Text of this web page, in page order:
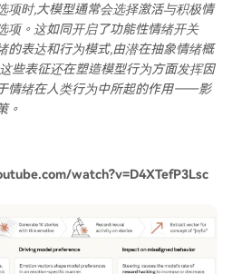
项时,大模型通常会选择激活与积极情
项。这如同开启了功能性情绪开关
表达和行为模式,由潜在抽象情绪概
些表征还在塑造模型行为方面发挥因
情绪在人类行为中所起的作用——影
。
watch?v=D4XTefP3Lsc